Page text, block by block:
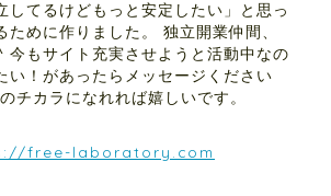
してるけどもっと安定したい」と思っ
ために作りました。 独立開業仲間、
今もサイト充実させようと活動中なの
！があったらメッセージください
チカラになれれば嬉しいです。
free-laboratory.com